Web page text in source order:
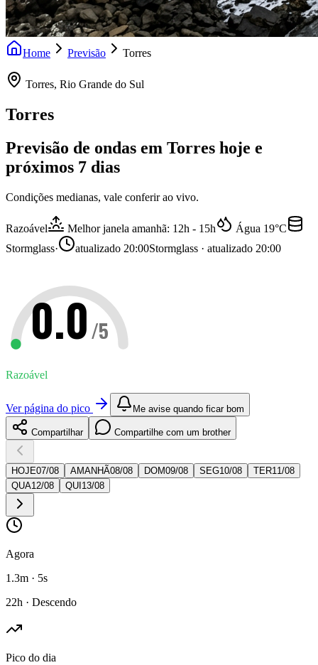
Home Previsão Torres
Torres, Rio Grande do Sul
Torres
Previsão de ondas em Torres hoje e
próximos 7 dias
Condições medianas, vale conferir ao vivo.
Razoável Melhor janela amanhã: 12h - 15h Água 19°C
Stormglass· atualizado 20:00Stormglass · atualizado 20:00
0.0/5
Razoável
Ver página do pico Me avise quando ficar bom
Compartilhar Compartilhe com um brother
HOJE07/08 AMANHÃ08/08 DOM09/08 SEG10/08 TER11/08
QUA12/08 QUI 13/08
Agora
1.3m · 5s
22h · Descendo
Pico do dia